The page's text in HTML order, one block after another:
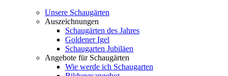
Unsere Schaugärten
Auszeichnungen
Schaugärten des Jahres
Goldener Igel
Schaugarten Jubiläen
Angebote für Schaugärten
Wie werde ich Schaugarten